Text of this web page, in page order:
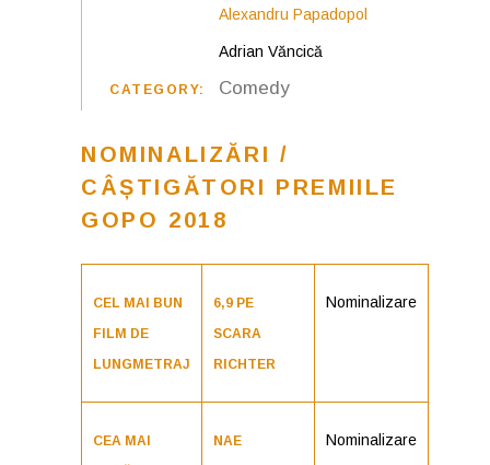
Alexandru Papadopol
Adrian Văncică
CATEGORY: Comedy
NOMINALIZĂRI /
CÂȘTIGĂTORI PREMIILE
GOPO 2018
CEL MAI BUN
FILM DE
LUNGMETRAJ
6,9 PE
SCARA
RICHTER
Nominalizare
CEA MAI
NAE
Nominalizare